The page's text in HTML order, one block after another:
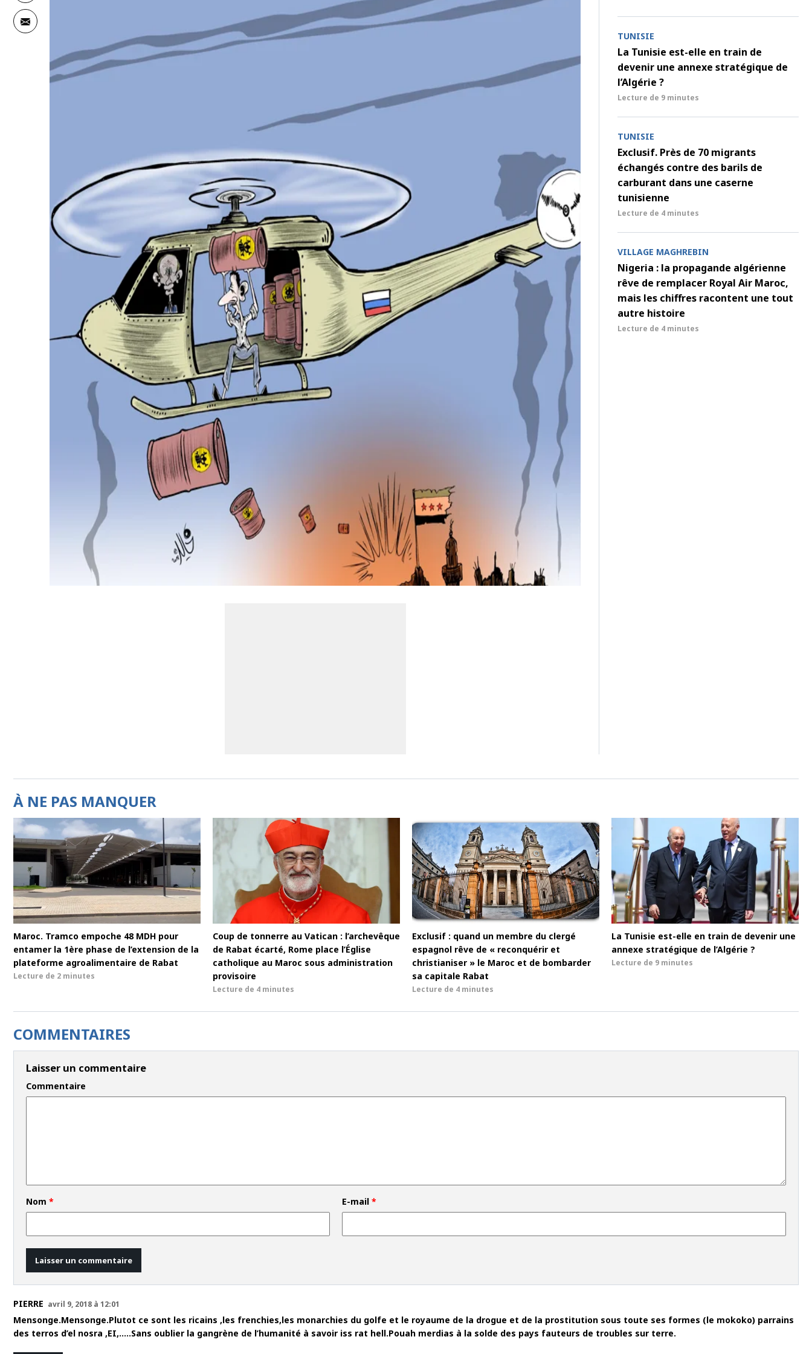
TUNISIE
La Tunisie est-elle en train de
devenir une annexe stratégique de
l’Algérie ?
Lecture de 9 minutes
TUNISIE
Exclusif. Près de 70 migrants
échangés contre des barils de
carburant dans une caserne
tunisienne
Lecture de 4 minutes
VILLAGE MAGHREBIN
Nigeria : la propagande algérienne
rêve de remplacer Royal Air Maroc,
mais les chiffres racontent une tout
autre histoire
Lecture de 4 minutes
À NE PAS MANQUER
Maroc. Tramco empoche 48 MDH pour
entamer la 1ère phase de l’extension de la
plateforme agroalimentaire de Rabat
Lecture de 2 minutes
Coup de tonnerre au Vatican : l’archevêque
de Rabat écarté, Rome place l’Église
catholique au Maroc sous administration
provisoire
Lecture de 4 minutes
Exclusif : quand un membre du clergé
espagnol rêve de « reconquérir et
christianiser » le Maroc et de bombarder
sa capitale Rabat
Lecture de 4 minutes
La Tunisie est-elle en train de devenir une
annexe stratégique de l’Algérie ?
Lecture de 9 minutes
COMMENTAIRES
Laisser un commentaire
Commentaire
Nom * E-mail*
PIERRE avril 9, 2018 à 12:01
Mensonge.Mensonge.Plutot ce sont les ricains ,les frenchies,les monarchies du golfe et le royaume de la drogue et de la prostitution sous toute ses formes (le mokoko) parrains
des terros d’el nosra ,EI,…..Sans oublier la gangrène de l’humanité à savoir iss rat hell.Pouah merdias à la solde des pays fauteurs de troubles sur terre.